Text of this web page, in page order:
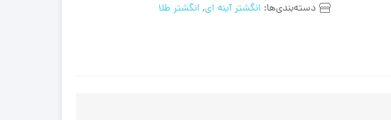
دسته‌بندی‌ها: انگشتر آینه ای, انگشتر طلا